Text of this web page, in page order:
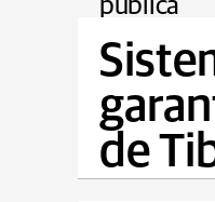
pública
de